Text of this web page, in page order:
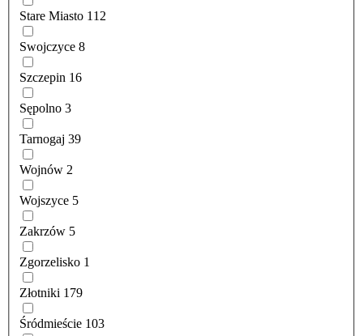
Stare Miasto 112
Swojczyce 8
Szczepin 16
Sępolno 3
Tarnogaj 39
Wojnów 2
Wojszyce 5
Zakrzów 5
Zgorzelisko 1
Złotniki 179
Śródmieście 103